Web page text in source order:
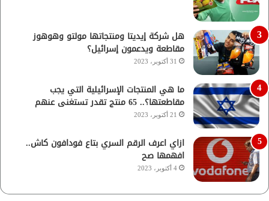
هل شركة إيديتا ومنتجاتها مولتو وهوهوز
مقاطعة ويدعمون إسرائيل؟
31 أكتوبر، 2023
ما هي المنتجات الإسرائيلية التي يجب
مقاطعتها؟.. 65 منتج تقدر تستغنى عنهم
21 أكتوبر، 2023
ازاي اعرف الرقم السري بتاع فودافون كاش..
افهمها صح
4 أكتوبر، 2023